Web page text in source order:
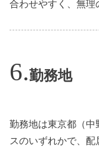
合わせやすく、無理
勤務地
勤務地は東京都（
スのいずれかで、